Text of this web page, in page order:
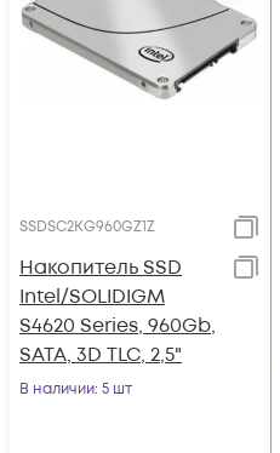
SSDSC2KG960GZ1Z
Накопитель SSD
Intel/SOLIDIGM
S4620 Series, 960Gb,
SATA, 3D TLC, 2,5"
В наличии: 5 шт